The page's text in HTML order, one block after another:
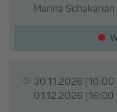
Marina Schakarian
30.11.2026 (10:00
01.12.2026 (16:00